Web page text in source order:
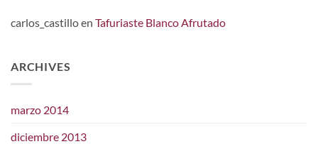
carlos_castilloen Tafuriaste Blanco Afrutado
ARCHIVES
marzo 2014
diciembre 2013